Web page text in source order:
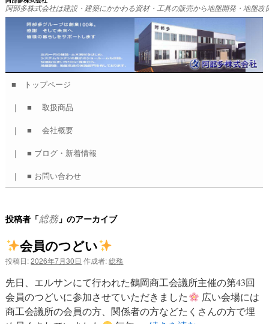
阿部多株式会社は建設・建築にかかわる資材・工具の販売から地盤開発・地盤
コ
ン
テ
ン
ツ
ス
キ
ッ
プ
■ トップページ
｜ ■ 取扱商品
｜ ■ 会社概要
｜ ■ ブログ・新着情報
｜ ■ お問い合わせ
投稿者「総務」のアーカイブ
会員のつどい
投稿日: 2026年7月30日 作成者: 総務
先日、エルサンにて行われた鶴岡商工会議所主催の第43回
会員のつどいに参加させていただきました
広い会場には
商工会議所の会員の方、関係者の方などたくさんの方で埋